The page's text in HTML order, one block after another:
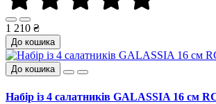
1 210 ₴
До кошика
До кошика
Набір із 4 салатників GALASSIA 16 см